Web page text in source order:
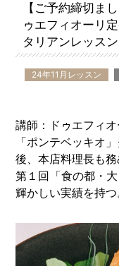
【ご予約締切ま
ゥエフィオーリ
タリアンレッスン
24年11月レッスン
講師：ドゥエフィ
「ポンテベッキオ
後、本店料理長も務
第１回「食の都・
輝かしい実績を持つ